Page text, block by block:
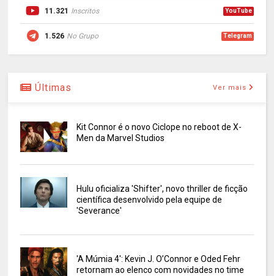
11.321 Inscritos YouTube
1.526 No Grupo Telegram
Últimas Ver mais
Kit Connor é o novo Ciclope no reboot de X-
Men da Marvel Studios
Hulu oficializa 'Shifter', novo thriller de ficção
científica desenvolvido pela equipe de
'Severance'
'A Múmia 4': Kevin J. O’Connor e Oded Fehr
retornam ao elenco com novidades no time